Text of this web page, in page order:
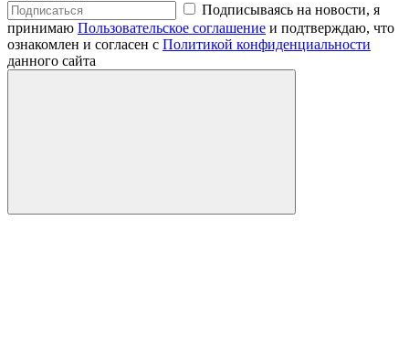
Подписываясь на новости, я
принимаю Пользовательское соглашение и подтверждаю, что
ознакомлен и согласен с Политикой конфиденциальности
данного сайта